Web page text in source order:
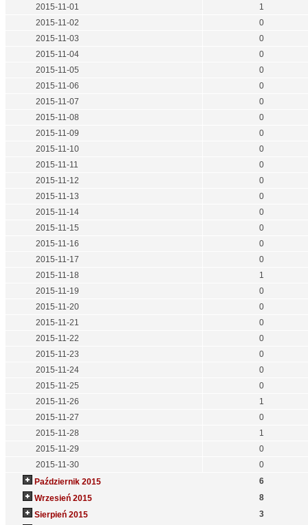
2015-11-01
1
2015-11-02
0
2015-11-03
0
2015-11-04
0
2015-11-05
0
2015-11-06
0
2015-11-07
0
2015-11-08
0
2015-11-09
0
2015-11-10
0
2015-11-11
0
2015-11-12
0
2015-11-13
0
2015-11-14
0
2015-11-15
0
2015-11-16
0
2015-11-17
0
2015-11-18
1
2015-11-19
0
2015-11-20
0
2015-11-21
0
2015-11-22
0
2015-11-23
0
2015-11-24
0
2015-11-25
0
2015-11-26
1
2015-11-27
0
2015-11-28
1
2015-11-29
0
2015-11-30
0
Październik 2015
6
Wrzesień 2015
8
Sierpień 2015
3